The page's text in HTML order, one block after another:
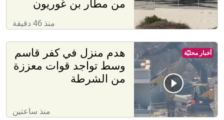
من مطار بن غوريون
منذ 46 دقيقة
هدم منزل في كفر قاسم
وسط تواجد قوات معززة
من الشرطة
منذ ساعتين
أخبار محليّة